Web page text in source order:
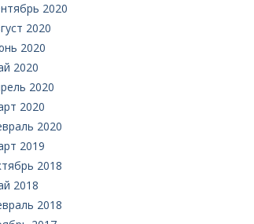
2020
2020
2020
2020
2020
2020
2020
2019
2018
2018
2018